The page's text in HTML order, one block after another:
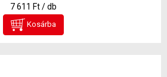
7 611 Ft / db
Kosárba